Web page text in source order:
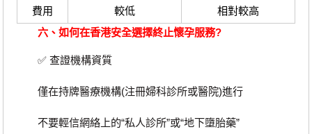
費用 較低
相對較高
六、如何在香港安全選擇終止懷孕服務?
✅ 查證機構資質
僅在持牌醫療機構(注冊婦科診所或醫院)進行
不要輕信網絡上的“私人診所”或“地下墮胎藥”